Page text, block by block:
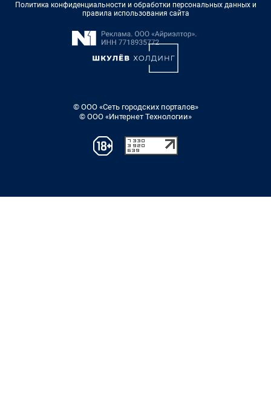
Политика конфиденциальности и обработки персональных данных и
правила использования сайта
© ООО «Сеть городских порталов»
© ООО «Интернет Технологии»